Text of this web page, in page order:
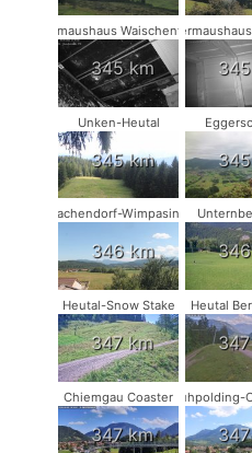
Fledermaushaus Waischenfeld #3
345 km
Unken-Heutal
345 km
Vachendorf-Wimpasing
346 km
Heutal-Snow Stake
347 km
Heutal
Chiemgau Coaster
347 km
Ruhpolding-